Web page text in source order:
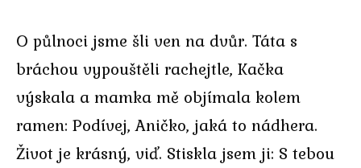
O půlnoci jsme šli ven na dvůr. Táta s
bráchou vypouštěli rachejtle, Kačka
výskala a mamka mě objímala kolem
ramen: Podívej, Aničko, jaká to nádhera.
Život je krásný, viď. Stiskla jsem ji: S tebou